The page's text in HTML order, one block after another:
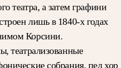
театра, а затем графини
лишь в 1840-х годах
Корсини.
театрализованные
собрания, пел хор